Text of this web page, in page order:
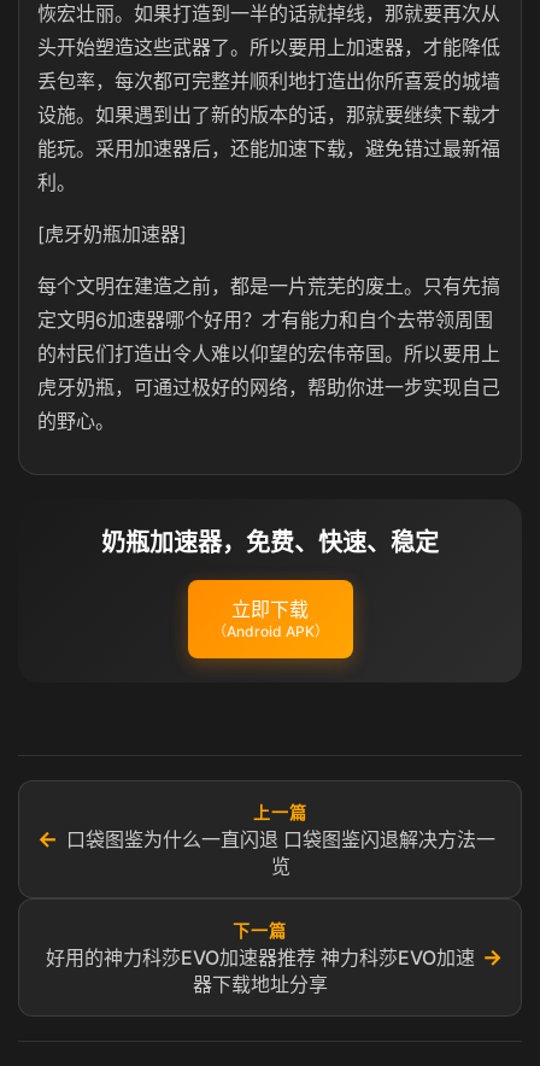
恢宏壮丽。如果打造到一半的话就掉线，那就要再次从
头开始塑造这些武器了。所以要用上加速器，才能降低
丢包率，每次都可完整并顺利地打造出你所喜爱的城墙
设施。如果遇到出了新的版本的话，那就要继续下载才
能玩。采用加速器后，还能加速下载，避免错过最新福
利。
[虎牙奶瓶加速器]
每个文明在建造之前，都是一片荒芜的废土。只有先搞
定文明6加速器哪个好用？才有能力和自个去带领周围
的村民们打造出令人难以仰望的宏伟帝国。所以要用上
虎牙奶瓶，可通过极好的网络，帮助你进一步实现自己
的野心。
奶瓶加速器，免费、快速、稳定
立即下载
（Android APK）
←
上一篇
口袋图鉴为什么一直闪退 口袋图鉴闪退解决方法一
览
下一篇
好用的神力科莎EVO加速器推荐 神力科莎EVO加速
器下载地址分享
→